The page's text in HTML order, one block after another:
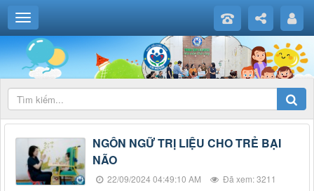
NGÔN NGỮ TRỊ LIỆU CHO TRẺ BẠI
NÃO
22/09/2024 04:49:10 AM
Đã xem: 3211